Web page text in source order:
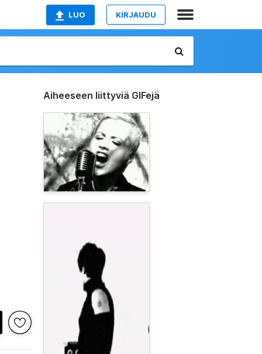
LUO KIRJAUDU
Aiheeseen liittyviä GIFejä